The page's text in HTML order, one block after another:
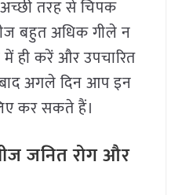
तरह से चिपक
बहुत अधिक गीले न
में ही करें और उपचारित
अगले दिन आप इन
कर सकते हैं।
जनित रोग और